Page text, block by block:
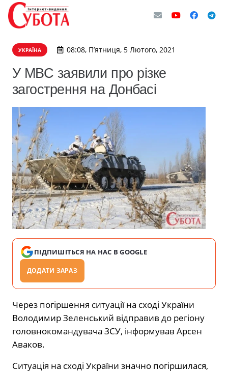
УКРАЇНА 08:08, П’ятниця, 5 Лютого, 2021
У МВС заявили про різке
загострення на Донбасі
ПІДПИШІТЬСЯ НА НАС В GOOGLE
ДОДАТИ ЗАРАЗ
Через погіршення ситуації на сході України
Володимир Зеленський відправив до регіону
головнокомандувача ЗСУ, інформував Арсен
Аваков.
Ситуація на сході України значно погіршилася,